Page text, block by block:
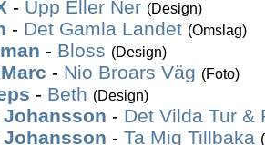
- Upp Eller Ner (Design)
- Det Gamla Landet (Omslag)
- Bloss (Design)
- Nio Broars Väg (Foto)
- Beth (Design)
- Det Vilda Tur &
- Ta Mig Tillbaka